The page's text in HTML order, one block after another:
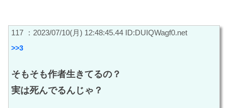
117 ：2023/07/10(月) 12:48:45.44 ID:DUIQWagf0.net
>>3
そもそも作者生きてるの？
実は死んでるんじゃ？